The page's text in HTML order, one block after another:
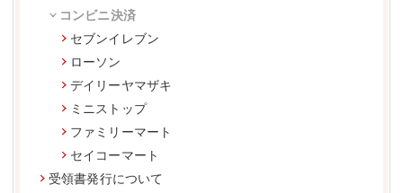
コンビニ決済
セブンイレブン
ローソン
デイリーヤマザキ
ミニストップ
ファミリーマート
セイコーマート
受領書発行について